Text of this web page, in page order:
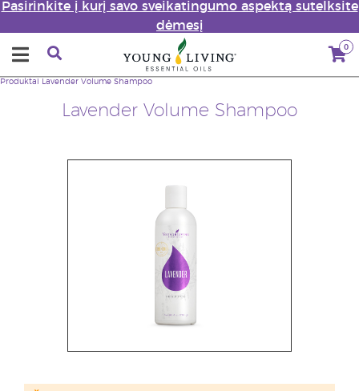
Pasirinkite į kurį savo sveikatingumo aspektą sutelksite
dėmesį
0
Lavender Volume Shampoo
Produktai Lavender Volume Shampoo